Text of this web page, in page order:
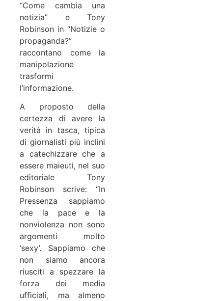
“Come cambia una
notizia” e Tony
Robinson in “Notizie o
propaganda?”
raccontano come la
manipolazione
trasformi
l’informazione.
A proposto della
certezza di avere la
verità in tasca, tipica
di giornalisti più inclini
a catechizzare che a
essere maieuti, nel suo
editoriale Tony
Robinson scrive: “In
Pressenza sappiamo
che la pace e la
nonviolenza non sono
argomenti molto
‘sexy’. Sappiamo che
non siamo ancora
riusciti a spezzare la
forza dei media
ufficiali, ma almeno